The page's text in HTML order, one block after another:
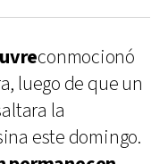
conmocionó
luego de que un
la
este domingo.